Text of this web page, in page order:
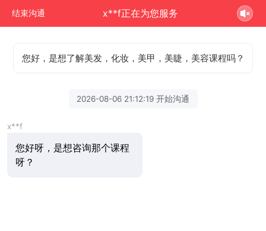
结束沟通 x**f正在为您服务
您好，是想了解美发，化妆，美甲，美睫，美容课程吗？
2026-08-06 21:12:19 开始沟通
x**f
您好呀，是想咨询那个课程
呀？